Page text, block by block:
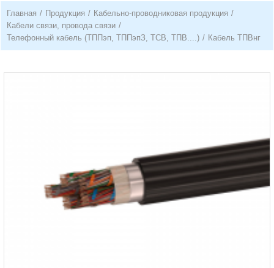
Главная / Продукция / Кабельно-проводниковая продукция /
Кабели связи, провода связи /
Телефонный кабель (ТППэп, ТППэпЗ, ТСВ, ТПВ....) / Кабель ТПВнг